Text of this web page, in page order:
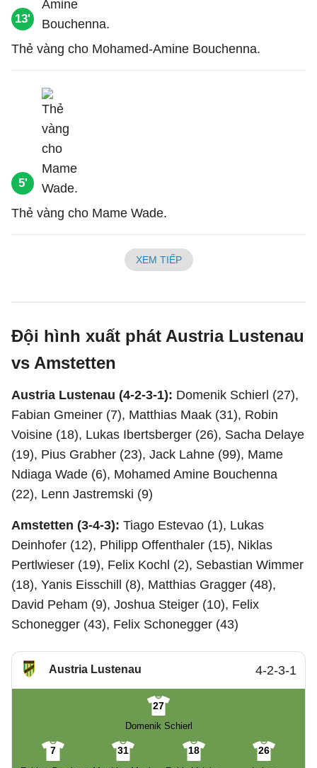
13'
Thẻ vàng cho Mohamed-Amine Bouchenna.
5'
Thẻ vàng cho Mame Wade.
XEM TIẾP
Đội hình xuất phát Austria Lustenau
vs Amstetten
Austria Lustenau (4-2-3-1): Domenik Schierl (27),
Fabian Gmeiner (7), Matthias Maak (31), Robin
Voisine (18), Lukas Ibertsberger (26), Sacha Delaye
(19), Pius Grabher (23), Jack Lahne (99), Mame
Ndiaga Wade (6), Mohamed Amine Bouchenna
(22), Lenn Jastremski (9)
Amstetten (3-4-3): Tiago Estevao (1), Lukas
Deinhofer (12), Philipp Offenthaler (15), Niklas
Pertlwieser (19), Felix Kochl (2), Sebastian Wimmer
(18), Yanis Eisschill (8), Matthias Gragger (48),
David Peham (9), Joshua Steiger (10), Felix
Schonegger (43), Felix Schonegger (43)
Austria Lustenau 4-2-3-1
27
Domenik Schierl
7
31
18
26